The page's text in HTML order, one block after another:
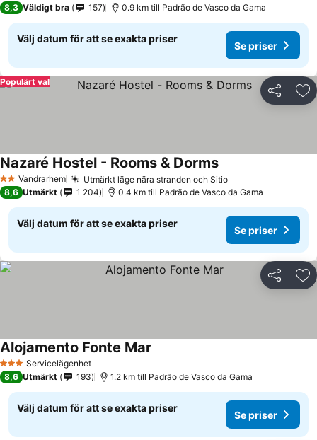
8,3 Väldigt bra 157 0.9 km till Padrão de Vasco da Gama
Välj datum för att se exakta priser
Se priser
Dela
Populärt val
2 StjärnorVandrarhem Utmärkt läge nära stranden och Sitio
Nazaré Hostel - Rooms & Dorms
8,6 Utmärkt 1 204 0.4 km till Padrão de Vasco da Gama
Välj datum för att se exakta priser
Se priser
Dela
3 StjärnorServicelägenhet
Alojamento Fonte Mar
8,6 Utmärkt 193 1.2 km till Padrão de Vasco da Gama
Välj datum för att se exakta priser
Se priser